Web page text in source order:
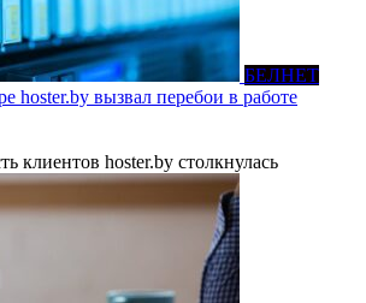
БЕЛНЕТ
hoster.by вызвал перебои в работе
клиентов hoster.by столкнулась